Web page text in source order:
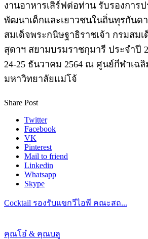
งานอาหารเสิร์ฟต่อท่าน รับรองการ
พัฒนาเด็กและเยาวชนในถิ่นทุรกันด
สมเด็จพระกนิษฐาธิราชเจ้า กรมสม
สุดาฯ สยามบรมราชกุมารี ประจำปี
24-25 ธันวาคม 2564 ณ ศูนย์กีฬาเฉลิ
มหาวิทยาลัยแม่โจ้
Share Post
Twitter
Facebook
VK
Pinterest
Mail to friend
Linkedin
Whatsapp
Skype
Cocktail รองรับแขกวีไอพี คณะสถ...
คุณโอ๋ & คุณบลู